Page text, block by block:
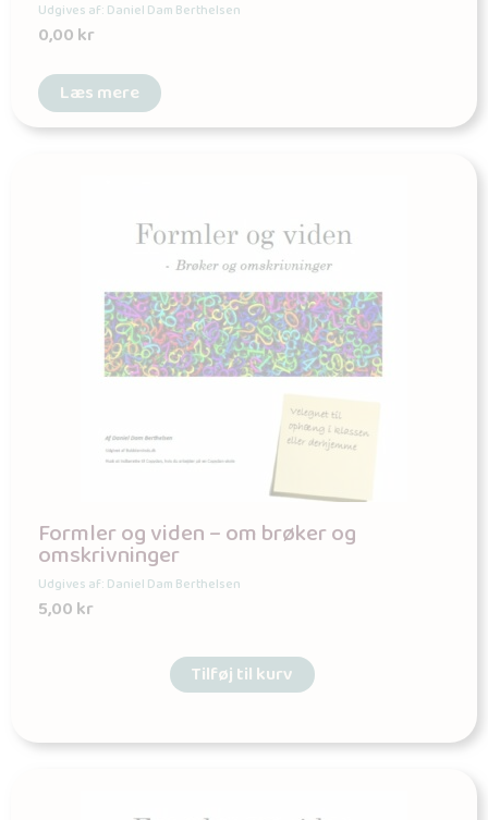
Udgives af: Daniel Dam Berthelsen
0,00kr
Læs mere
Formler og viden – om brøker og
omskrivninger
Udgives af: Daniel Dam Berthelsen
5,00kr
Tilføj til kurv